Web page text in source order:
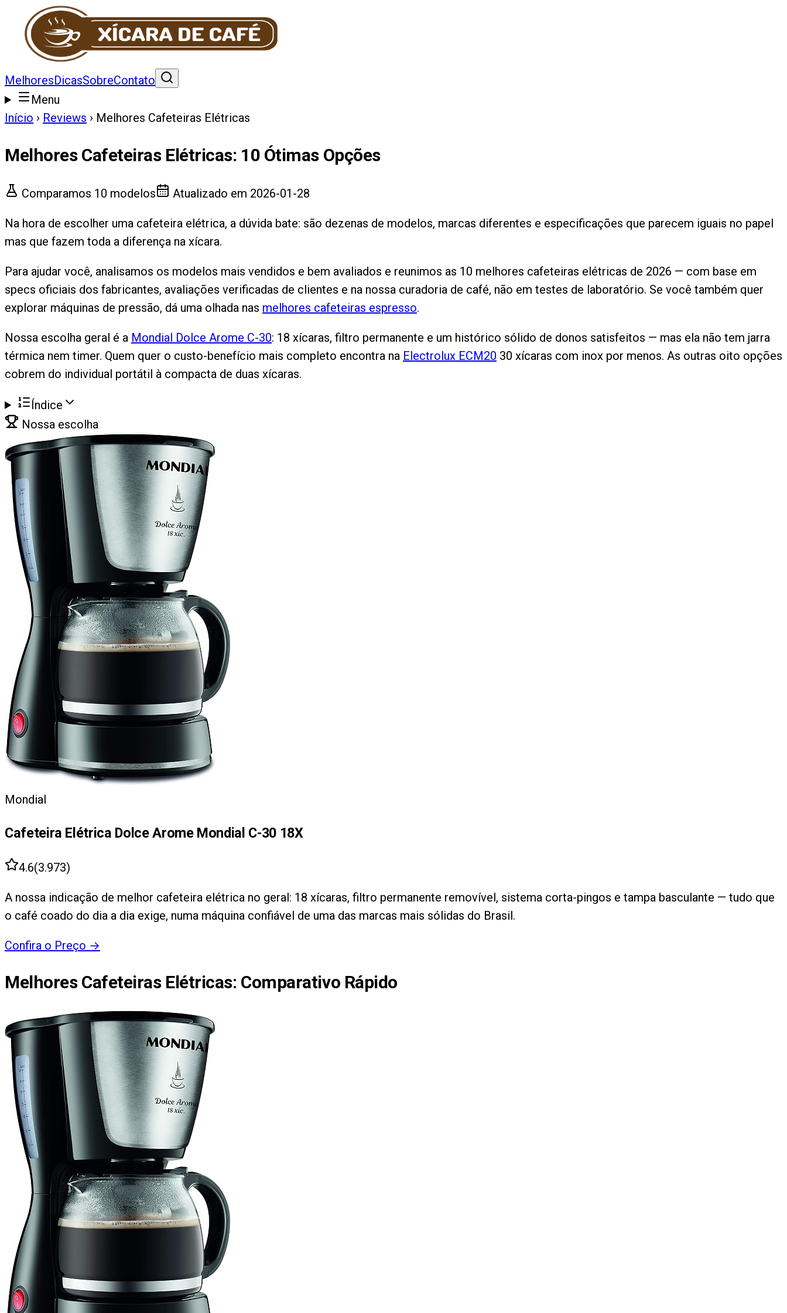
MelhoresDicasSobreContato
Menu
Início › Reviews › Melhores Cafeteiras Elétricas
Melhores Cafeteiras Elétricas: 10 Ótimas Opções
Comparamos 10 modelos Atualizado em 2026-01-28
Na hora de escolher uma cafeteira elétrica, a dúvida bate: são dezenas de modelos, marcas diferentes e especificações que parecem iguais no papel
mas que fazem toda a diferença na xícara.
Para ajudar você, analisamos os modelos mais vendidos e bem avaliados e reunimos as 10 melhores cafeteiras elétricas de 2026 — com base em
specs oficiais dos fabricantes, avaliações verificadas de clientes e na nossa curadoria de café, não em testes de laboratório. Se você também quer
explorar máquinas de pressão, dá uma olhada nas melhores cafeteiras espresso.
Nossa escolha geral é a Mondial Dolce Arome C-30: 18 xícaras, filtro permanente e um histórico sólido de donos satisfeitos — mas ela não tem jarra
térmica nem timer. Quem quer o custo-benefício mais completo encontra na Electrolux ECM20 30 xícaras com inox por menos. As outras oito opções
cobrem do individual portátil à compacta de duas xícaras.
Índice
Nossa escolha
Mondial
Cafeteira Elétrica Dolce Arome Mondial C-30 18X
4.6(3.973)
A nossa indicação de melhor cafeteira elétrica no geral: 18 xícaras, filtro permanente removível, sistema corta-pingos e tampa basculante — tudo que
o café coado do dia a dia exige, numa máquina confiável de uma das marcas mais sólidas do Brasil.
Confira o Preço →
Melhores Cafeteiras Elétricas: Comparativo Rápido